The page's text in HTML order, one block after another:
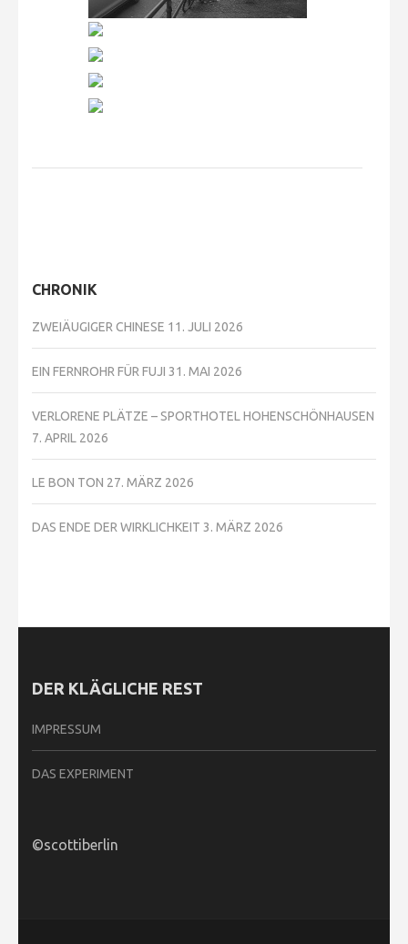
CHRONIK
ZWEIÄUGIGER CHINESE 11. JULI 2026
EIN FERNROHR FÜR FUJI 31. MAI 2026
VERLORENE PLÄTZE – SPORTHOTEL HOHENSCHÖNHAUSEN
7. APRIL 2026
LE BON TON 27. MÄRZ 2026
DAS ENDE DER WIRKLICHKEIT 3. MÄRZ 2026
DER KLÄGLICHE REST
IMPRESSUM
DAS EXPERIMENT
©scottiberlin